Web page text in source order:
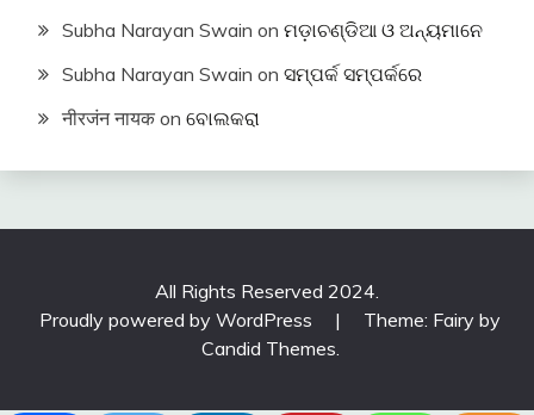
Subha Narayan Swain on ମଡ଼ାଚଣ୍ଡିଆ ଓ ଅନ୍ୟମାନେ
Subha Narayan Swain on ସମ୍ପର୍କ ସମ୍ପର୍କରେ
नीरजंन नायक on ବୋଲକରା
All Rights Reserved 2024.
Proudly powered by WordPress
|
Theme: Fairy by
Candid Themes